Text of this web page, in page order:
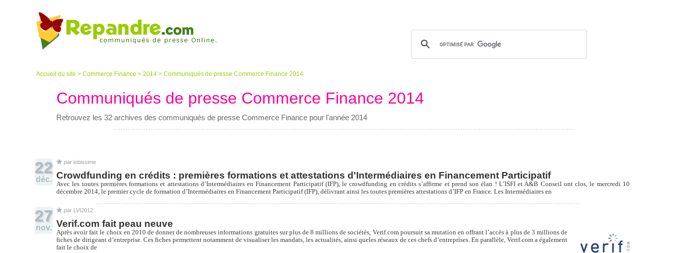
Accueil du site > Commerce Finance > 2014 > Communiqués de presse Commerce Finance 2014
Communiqués de presse Commerce Finance 2014
Retrouvez les 32 archives des communiqués de presse Commerce Finance pour l'année 2014
22
déc.
par iobissime
Crowdfunding en crédits : premières formations et attestations d'Intermédiaires en Financement Participatif
Avec les toutes premières formations et attestations d’Intermédiaires en Financement Participatif (IFP), le crowdfunding en crédits s’affirme et prend son élan ! L’ISFI et A&B Conseil ont clos, le mercredi 10
décembre 2014, le premier cycle de formation d’Intermédiaires en Financement Participatif (IFP), délivrant ainsi les toutes premières attestations d’IFP en France. Les Intermédiaires en
27
nov.
par LVI2012
Verif.com fait peau neuve
Après avoir fait le choix en 2010 de donner de nombreuses informations gratuites sur plus de 8 millions de sociétés, Verif.com poursuit sa mutation en offrant l’accès à plus de 3 millions de
fiches de dirigeant d’entreprise. Ces fiches permettent notamment de visualiser les mandats, les actualités, ainsi queles réseaux de ces chefs d’entreprises. En parallèle, Verif.com a également
fait le choix de